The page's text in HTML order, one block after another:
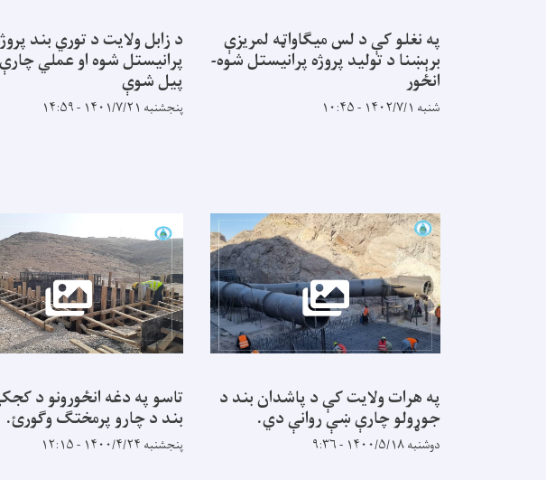
په نغلو کې د لس میګاواټه لمریزې
برېښنا د تولید پروژه پرانیستل شوه-
انځور
شنبه ۱۴۰۲/۷/۱ - ۱۰:۴۵
د زابل ولایت د توري بند
پرانیستل شوه او عملي
پیل شوې
پنجشنبه ۱۴۰۱/۷/۲۱ - ۱۴:۵۹
په هرات ولایت کې د پاشدان بند د
جوړولو چارې ښې روانې دي.
دوشنبه ۱۴۰۰/۵/۱۸ - ۹:۳۶
تاسو په دغه انځورونو د
بند د چارو پرمختګ وګورئ.
پنجشنبه ۱۴۰۰/۴/۲۴ - ۱۲:۱۵